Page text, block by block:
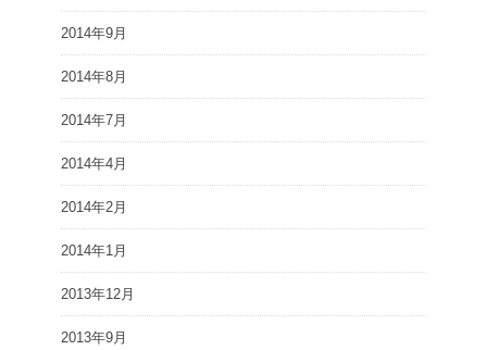
2014年9月
2014年8月
2014年7月
2014年4月
2014年2月
2014年1月
2013年12月
2013年9月